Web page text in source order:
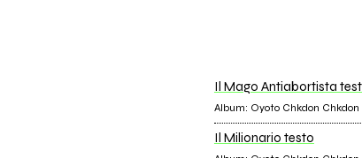
Il Mago Antiabortista
Album: Oyoto Chkdon Chkdon
Il Milionario testo